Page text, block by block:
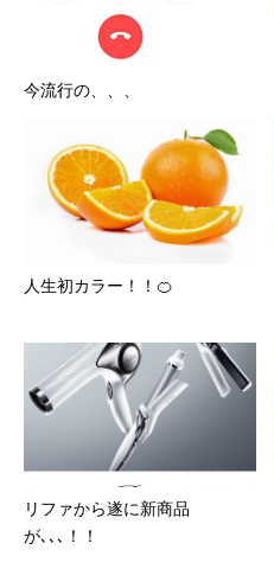
今流行の、、、
人生初カラー！！🍊
リファから遂に新商品
が､､､！！